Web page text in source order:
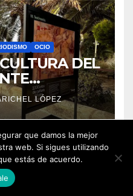
OCIO
DEL
CASTILLO
LÓPEZ
que damos la mejor
web. Si sigues utilizando
estás de acuerdo.